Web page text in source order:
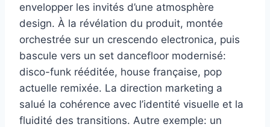
envelopper les invités d’une atmosphère
design. À la révélation du produit, montée
orchestrée sur un crescendo electronica, puis
bascule vers un set dancefloor modernisé:
disco-funk rééditée, house française, pop
actuelle remixée. La direction marketing a
salué la cohérence avec l’identité visuelle et la
fluidité des transitions. Autre exemple: un